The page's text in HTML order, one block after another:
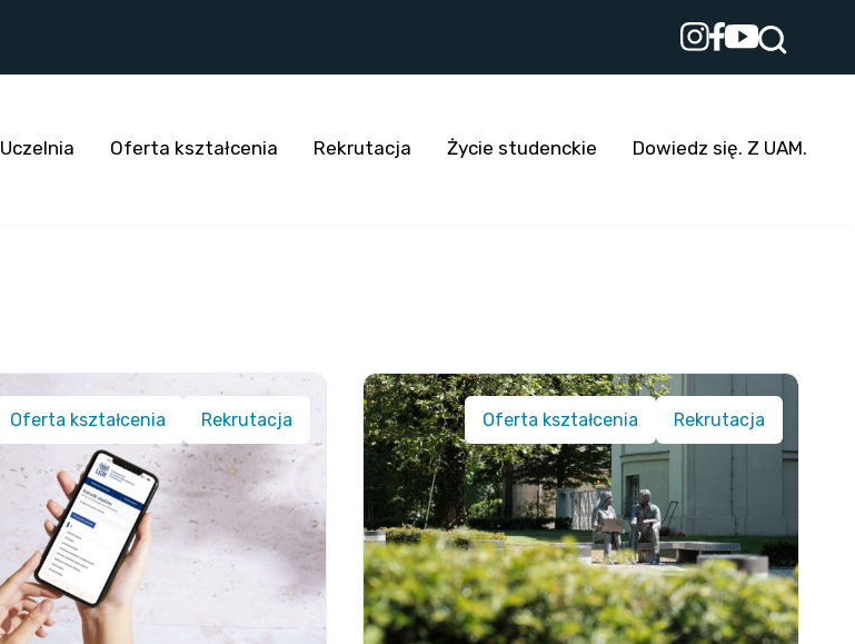
Uczelnia Oferta kształcenia Rekrutacja Życie studenckie Dowiedz się. Z UAM.
Oferta kształcenia Rekrutacja Oferta kształcenia Rekrutacja